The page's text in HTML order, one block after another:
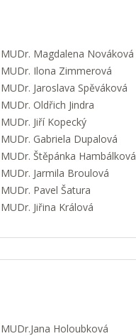
MUDr. Magdalena Nováková
MUDr. Ilona Zimmerová
MUDr. Jaroslava Spěváková
MUDr. Oldřich Jindra
MUDr. Jiří Kopecký
MUDr. Gabriela Dupalová
MUDr. Štěpánka Hambálková
MUDr. Jarmila Broulová
MUDr. Pavel Šatura
MUDr. Jiřina Králová
MUDr.Jana Holoubková